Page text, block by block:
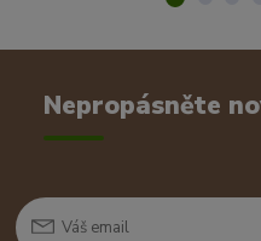
Nepropásněte